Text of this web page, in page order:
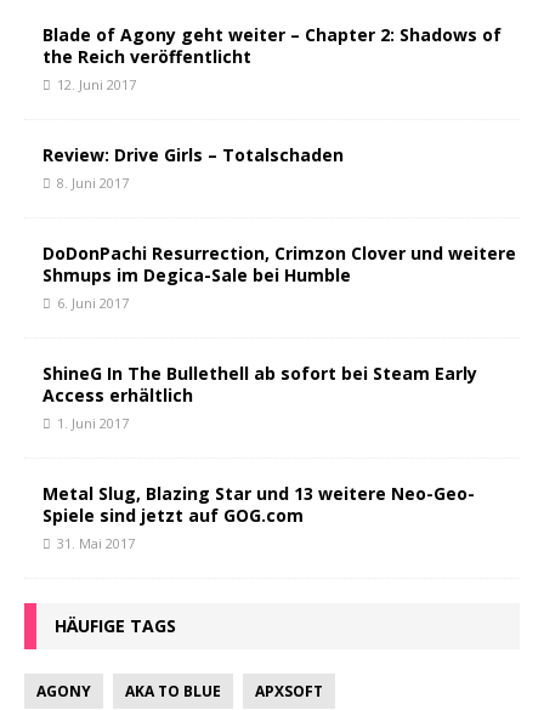
Blade of Agony geht weiter – Chapter 2: Shadows of
the Reich veröffentlicht
12. Juni 2017
Review: Drive Girls – Totalschaden
8. Juni 2017
DoDonPachi Resurrection, Crimzon Clover und weitere
Shmups im Degica-Sale bei Humble
6. Juni 2017
ShineG In The Bullethell ab sofort bei Steam Early
Access erhältlich
1. Juni 2017
Metal Slug, Blazing Star und 13 weitere Neo-Geo-
Spiele sind jetzt auf GOG.com
31. Mai 2017
HÄUFIGE TAGS
AGONY AKA TO BLUE APXSOFT